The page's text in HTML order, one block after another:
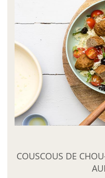
COUSCOUS DE